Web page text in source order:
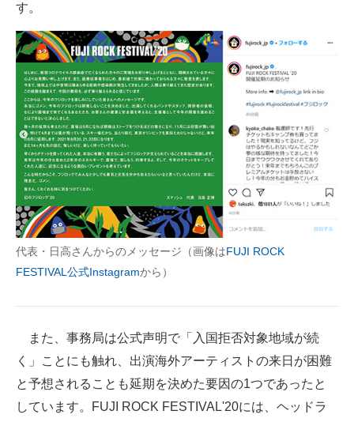
す。
代表・日高さんからのメッセージ（画像はFUJI ROCK
FESTIVAL公式Instagramから）
また、事務局は公式声明で「入国拒否対象地域が続
く」ことにも触れ、出演海外アーティストの来日が困難
と予想されることも延期を決めた要因の1つであったと
しています。FUJI ROCK FESTIVAL'20には、ヘッドラ